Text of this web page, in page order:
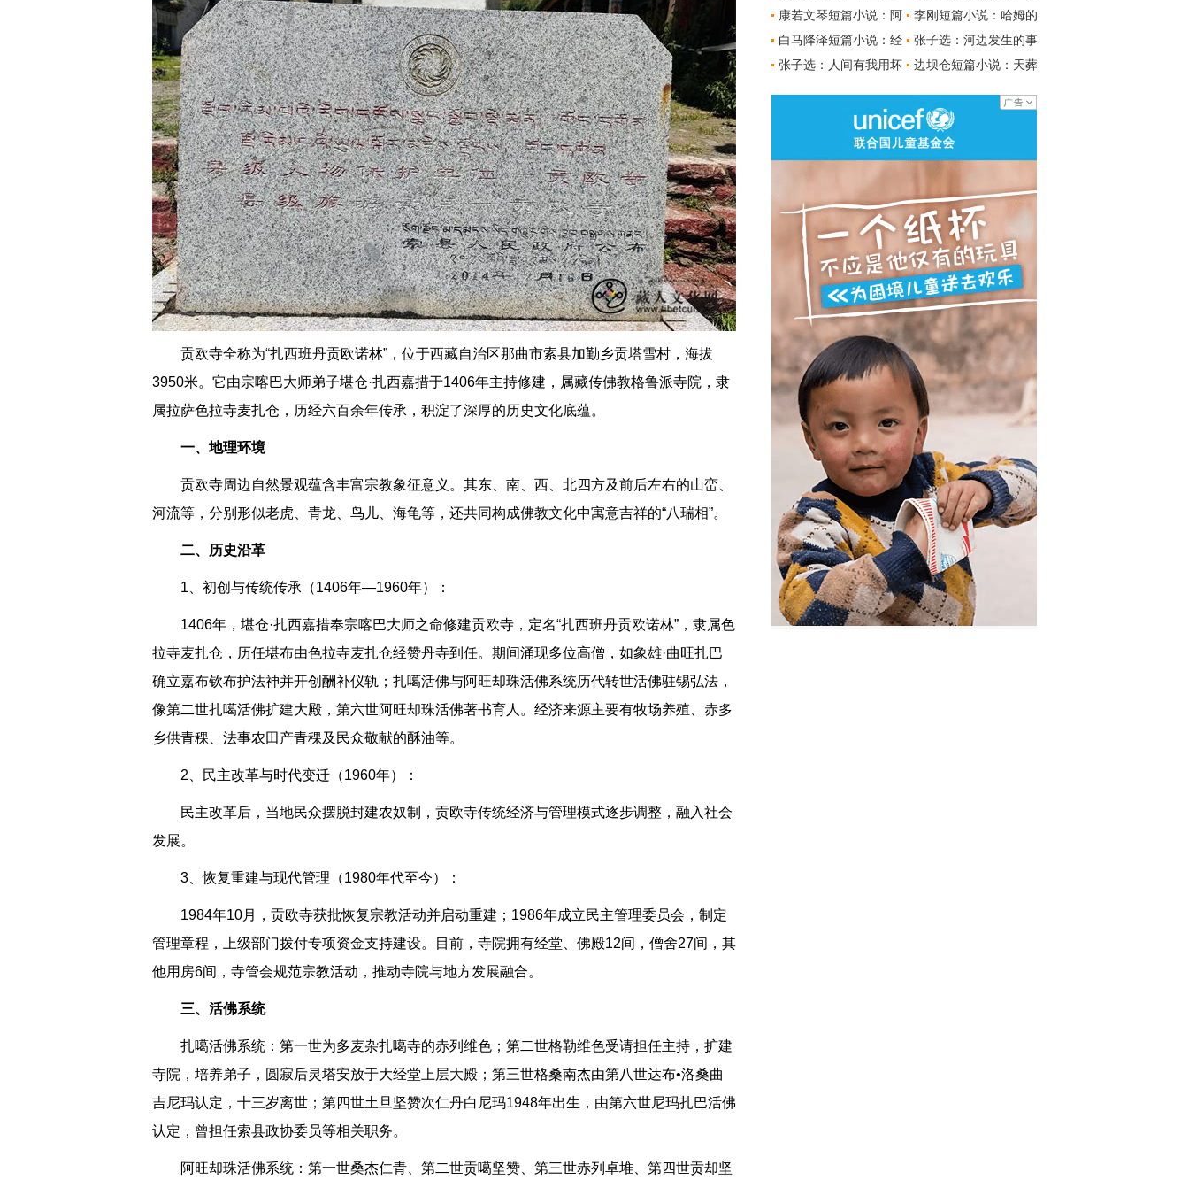
贡欧寺全称为“扎西班丹贡欧诺林”，位于西藏自治区那曲市索县加勤乡贡塔雪村，海拔
3950米。它由宗喀巴大师弟子堪仓·扎西嘉措于1406年主持修建，属藏传佛教格鲁派寺院，隶
属拉萨色拉寺麦扎仓，历经六百余年传承，积淀了深厚的历史文化底蕴。
一、地理环境
贡欧寺周边自然景观蕴含丰富宗教象征意义。其东、南、西、北四方及前后左右的山峦、
河流等，分别形似老虎、青龙、鸟儿、海龟等，还共同构成佛教文化中寓意吉祥的“八瑞相”。
二、历史沿革
1、初创与传统传承（1406年—1960年）：
1406年，堪仓·扎西嘉措奉宗喀巴大师之命修建贡欧寺，定名“扎西班丹贡欧诺林”，隶属色
拉寺麦扎仓，历任堪布由色拉寺麦扎仓经赞丹寺到任。期间涌现多位高僧，如象雄·曲旺扎巴
确立嘉布钦布护法神并开创酬补仪轨；扎噶活佛与阿旺却珠活佛系统历代转世活佛驻锡弘法，
像第二世扎噶活佛扩建大殿，第六世阿旺却珠活佛著书育人。经济来源主要有牧场养殖、赤多
乡供青稞、法事农田产青稞及民众敬献的酥油等。
2、民主改革与时代变迁（1960年）：
民主改革后，当地民众摆脱封建农奴制，贡欧寺传统经济与管理模式逐步调整，融入社会
发展。
3、恢复重建与现代管理（1980年代至今）：
1984年10月，贡欧寺获批恢复宗教活动并启动重建；1986年成立民主管理委员会，制定
管理章程，上级部门拨付专项资金支持建设。目前，寺院拥有经堂、佛殿12间，僧舍27间，其
他用房6间，寺管会规范宗教活动，推动寺院与地方发展融合。
三、活佛系统
扎噶活佛系统：第一世为多麦杂扎噶寺的赤列维色；第二世格勒维色受请担任主持，扩建
寺院，培养弟子，圆寂后灵塔安放于大经堂上层大殿；第三世格桑南杰由第八世达布•洛桑曲
吉尼玛认定，十三岁离世；第四世土旦坚赞次仁丹白尼玛1948年出生，由第六世尼玛扎巴活佛
认定，曾担任索县政协委员等相关职务。
阿旺却珠活佛系统：第一世桑杰仁青、第二世贡噶坚赞、第三世赤列卓堆、第四世贡却坚
康若文琴短篇小说：阿
李刚短篇小说：哈姆的
白马降泽短篇小说：经
张子选：河边发生的事
张子选：人间有我用坏
边坝仓短篇小说：天葬